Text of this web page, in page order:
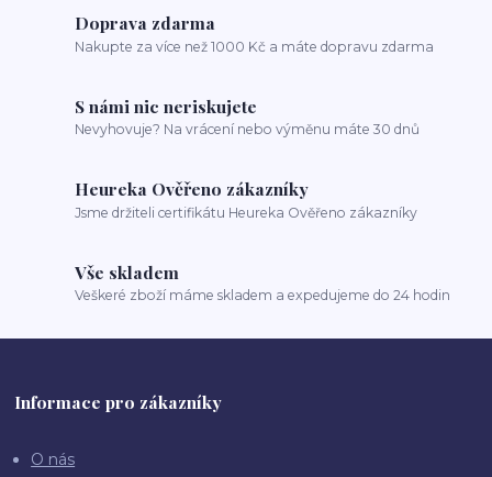
Doprava zdarma
Nakupte za více než 1000 Kč a máte dopravu zdarma
S námi nic neriskujete
Nevyhovuje? Na vrácení nebo výměnu máte 30 dnů
Heureka Ověřeno zákazníky
Jsme držiteli certifikátu Heureka Ověřeno zákazníky
Vše skladem
Veškeré zboží máme skladem a expedujeme do 24 hodin
Informace pro zákazníky
O nás